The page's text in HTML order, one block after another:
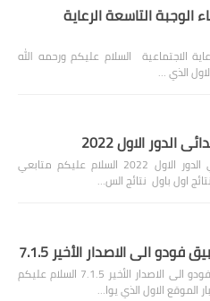
التاسعة الرعاية
الاجتماعية السلام عليكم ورحمه الله
الذي …
الدور الاول 2022
نتائج السادس ابتدائي الدور الاول 2022 السلام عليكم متابعي
اول باول نتائج الس…
الى الاصدار الأخير 7.1.5
تحديث نسخة تطبيق فودو الى الاصدار الأخير 7.1.5 السلام عليكم
الاول الذي يوا…